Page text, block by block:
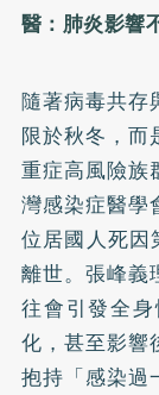
醫：肺炎影響
隨著病毒共存
限於秋冬，而
重症高風險族
灣感染症醫學
位居國人死因
離世。張峰義
往會引發全
化，甚至影響
抱持「感染過